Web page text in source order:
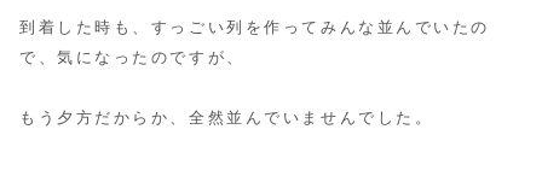
到着した時も、すっごい列を作ってみんな並んでいたの
で、気になったのですが、
もう夕方だからか、全然並んでいませんでした。